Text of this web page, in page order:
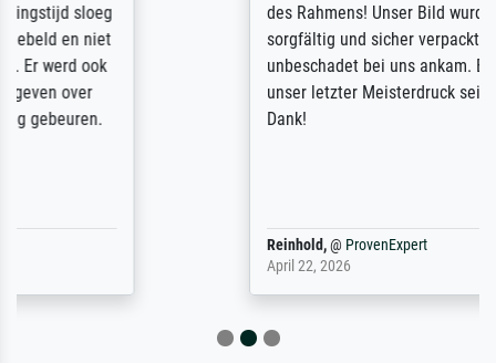
des Rahmens! Unser Bild wurde sehr
sorgfältig und sicher verpackt, so dass es
unbeschadet bei uns ankam. Es wird nicht
unser letzter Meisterdruck sein. Vielen
Dank!